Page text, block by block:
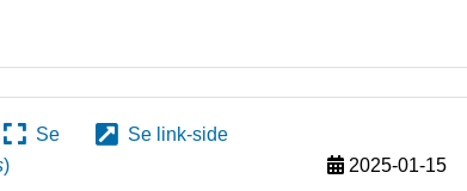
Se
Se link-side
)
2025-01-15